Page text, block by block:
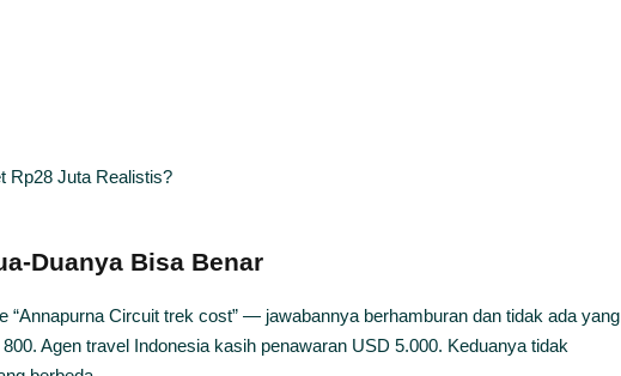
Duanya Bisa Benar
“Annapurna Circuit trek cost” — jawabannya berhamburan dan tidak ada yang
Agen travel Indonesia kasih penawaran USD 5.000. Keduanya tidak